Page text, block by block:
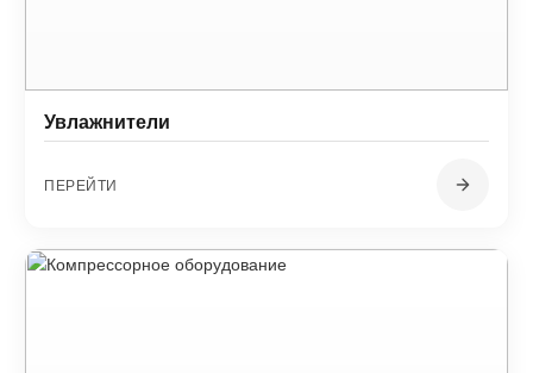
Увлажнители
ПЕРЕЙТИ